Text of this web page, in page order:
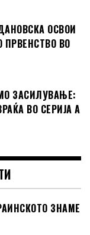
ОСВОИ
ПРВЕНСТВО ВО
ЗАСИЛУВАЊЕ:
ВО СЕРИЈА А
ЗНАМЕ